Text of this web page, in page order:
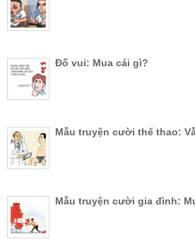
Đố vui: Mua cái gì?
Mẫu truyện cười thể thao:
Mẫu truyện cười gia đình: